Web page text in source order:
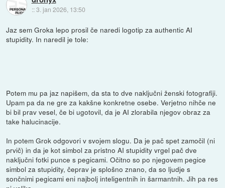
::3. jan 2026, 13:50
Jaz sem Groka lepo prosil če naredi logotip za authentic AI
stupidity. In naredil je tole:
Potem mu pa jaz napišem, da sta to dve naključni ženski fotografiji.
Upam pa da ne gre za kakšne konkretne osebe. Verjetno nihče ne
bi bil prav vesel, če bi ugotovil, da je AI zlorabila njegov obraz za
take halucinacije.
In potem Grok odgovori v svojem slogu. Da je pač spet zamočil (ni
prvič) in da je kot simbol za pristno AI stupidity vrgel pač dve
naključni fotki punce s pegicami. Očitno so po njegovem pegice
simbol za stupidity, čeprav je splošno znano, da so ljudje s
sončnimi pegicami eni najbolj inteligentnih in šarmantnih. Jih pa res